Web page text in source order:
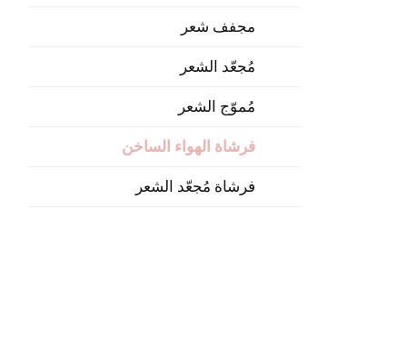
مجفف شعر
مُجعّد الشعر
مُموّج الشعر
فرشاة الهواء الساخن
فرشاة مُجعّد الشعر